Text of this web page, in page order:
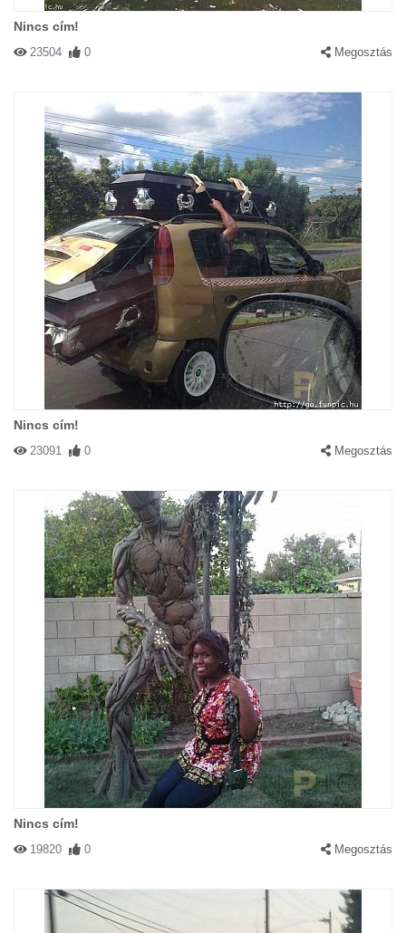
Nincs cím!
23504 0 Megosztás
Nincs cím!
23091 0 Megosztás
Nincs cím!
19820 0 Megosztás